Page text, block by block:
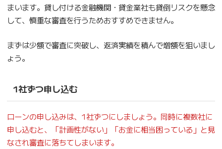
まいます。貸し付ける金融機関・貸金業社も貸倒リスクを懸念
して、慎重な審査を行うためおすすめできません。
まずは少額で審査に突破し、返済実績を積んで増額を狙いまし
ょう。
1社ずつ申し込む
ローンの申し込みは、1社ずつにしましょう。同時に複数社に
申し込むと、「計画性がない」「お金に相当困っている」と見
なされ審査に落ちてしまいます。